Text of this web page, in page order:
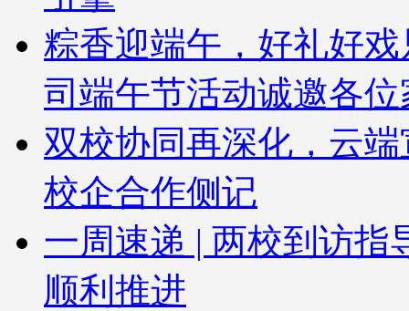
粽香迎端午，好礼好
司端午节活动诚邀各
双校协同再深化，云
校企合作侧记
一周速递 | 两校到访指
顺利推进